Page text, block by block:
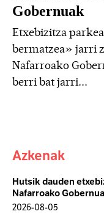
Gobernuak
Etxebizitza
bermatzea» jarri
Nafarroako
berri bat jarri...
Azkenak
Hutsik dauden
Nafarroako
2026-08-05